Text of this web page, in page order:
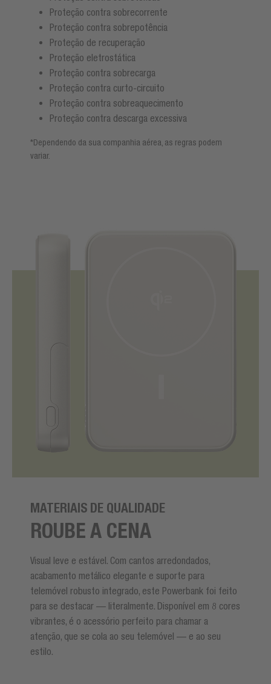
Proteção contra sobrecorrente
Proteção contra sobrepotência
Proteção de recuperação
Proteção eletrostática
Proteção contra sobrecarga
Proteção contra curto-circuito
Proteção contra sobreaquecimento
Proteção contra descarga excessiva
*Dependendo da sua companhia aérea, as regras podem
variar.
MATERIAIS DE QUALIDADE
ROUBE A CENA
Visual leve e estável. Com cantos arredondados,
acabamento metálico elegante e suporte para
telemóvel robusto integrado, este Powerbank foi feito
para se destacar — literalmente. Disponível em 8 cores
vibrantes, é o acessório perfeito para chamar a
atenção, que se cola ao seu telemóvel — e ao seu
estilo.